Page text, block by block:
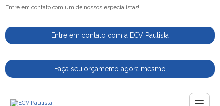
Entre em contato com um de nossos especialistas!
Entre em contato com a ECV Paulista
Faça seu orçamento agora mesmo